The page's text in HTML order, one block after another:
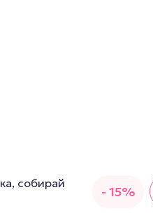
- 15%
собирай